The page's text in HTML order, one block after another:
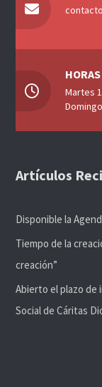
Martes
Artículos
Disponible la
Tiempo de la
creación”
Abierto el plazo de
Social de Cáritas